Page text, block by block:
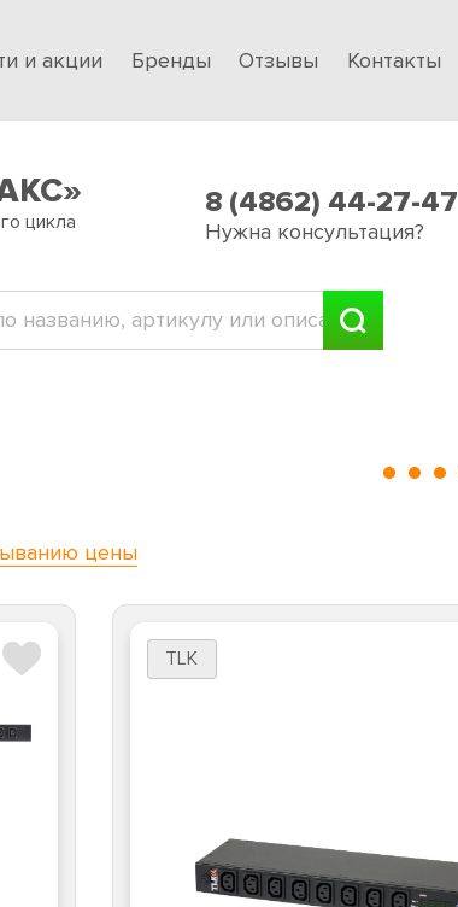
и акции Бренды Отзывы Контакты
цикла
8 (4862) 44-27-47
Нужна консультация?
цены
TLK